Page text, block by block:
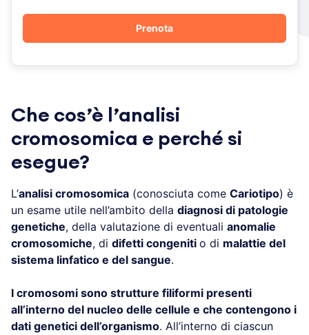
Che cos’è l’analisi
cromosomica e perché si
esegue?
L’analisi cromosomica (conosciuta come Cariotipo) è
un esame utile nell’ambito della diagnosi di patologie
genetiche, della valutazione di eventuali anomalie
cromosomiche, di difetti congeniti o di malattie del
sistema linfatico e del sangue.
I cromosomi sono strutture filiformi presenti
all’interno del nucleo delle cellule e che contengono i
dati genetici dell’organismo. All’interno di ciascun